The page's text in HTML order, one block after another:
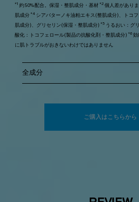
*1 約50%配合。保湿・整肌成分・基材 *2 個人差があり
肌成分 *4 シアバターノキ油粕エキス(整肌成分)、トコ
肌成分)、グリセリン(保湿・整肌成分) *5 うるおい：グ
酸化：トコフェロール(製品の抗酸化剤・整肌成分) *6 効
に肌トラブルがおきないわけではありません
全成分
ご購入はこちらから